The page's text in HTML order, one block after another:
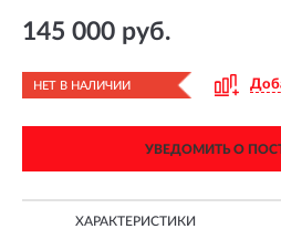
145 000 руб.
НЕТ В НАЛИЧИИ
УВЕДОМИТЬ О
ХАРАКТЕРИСТИКИ